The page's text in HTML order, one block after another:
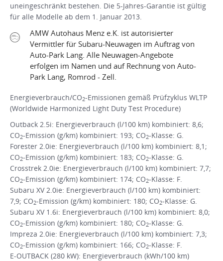
uneingeschränkt bestehen. Die 5-Jahres-Garantie ist gültig
für alle Modelle ab dem 1. Januar 2013.
AMW Autohaus Menz e.K. ist autorisierter
Vermittler für Subaru-Neuwagen im Auftrag von
Auto-Park Lang. Alle Neuwagen-Angebote
erfolgen im Namen und auf Rechnung von Auto-
Park Lang, Romrod - Zell.
Energieverbrauch/CO2-Emissionen gemäß Prüfzyklus WLTP
(Worldwide Harmonized Light Duty Test Procedure)
Outback 2.5i: Energieverbrauch (l/100 km) kombiniert: 8,6;
CO2-Emission (g/km) kombiniert: 193; CO2-Klasse: G.
Forester 2.0ie: Energieverbrauch (l/100 km) kombiniert: 8,1;
CO2-Emission (g/km) kombiniert: 183; CO2-Klasse: G.
Crosstrek 2.0ie: Energieverbrauch (l/100 km) kombiniert: 7,7;
CO2-Emission (g/km) kombiniert: 174; CO2-Klasse: F.
Subaru XV 2.0ie: Energieverbrauch (l/100 km) kombiniert:
7,9; CO2-Emission (g/km) kombiniert: 180; CO2-Klasse: G.
Subaru XV 1.6i: Energieverbrauch (l/100 km) kombiniert: 8,0;
CO2-Emission (g/km) kombiniert: 180; CO2-Klasse: G.
Impreza 2.0ie: Energieverbrauch (l/100 km) kombiniert: 7,3;
CO2-Emission (g/km) kombiniert: 166; CO2-Klasse: F.
E-OUTBACK (280 kW): Energieverbrauch (kWh/100 km)